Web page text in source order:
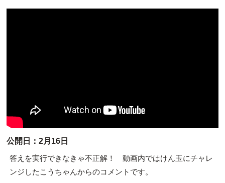
公開日：2月16日
答えを実行できなきゃ不正解！ 動画内ではけん玉にチャレ
ンジしたこうちゃんからのコメントです。